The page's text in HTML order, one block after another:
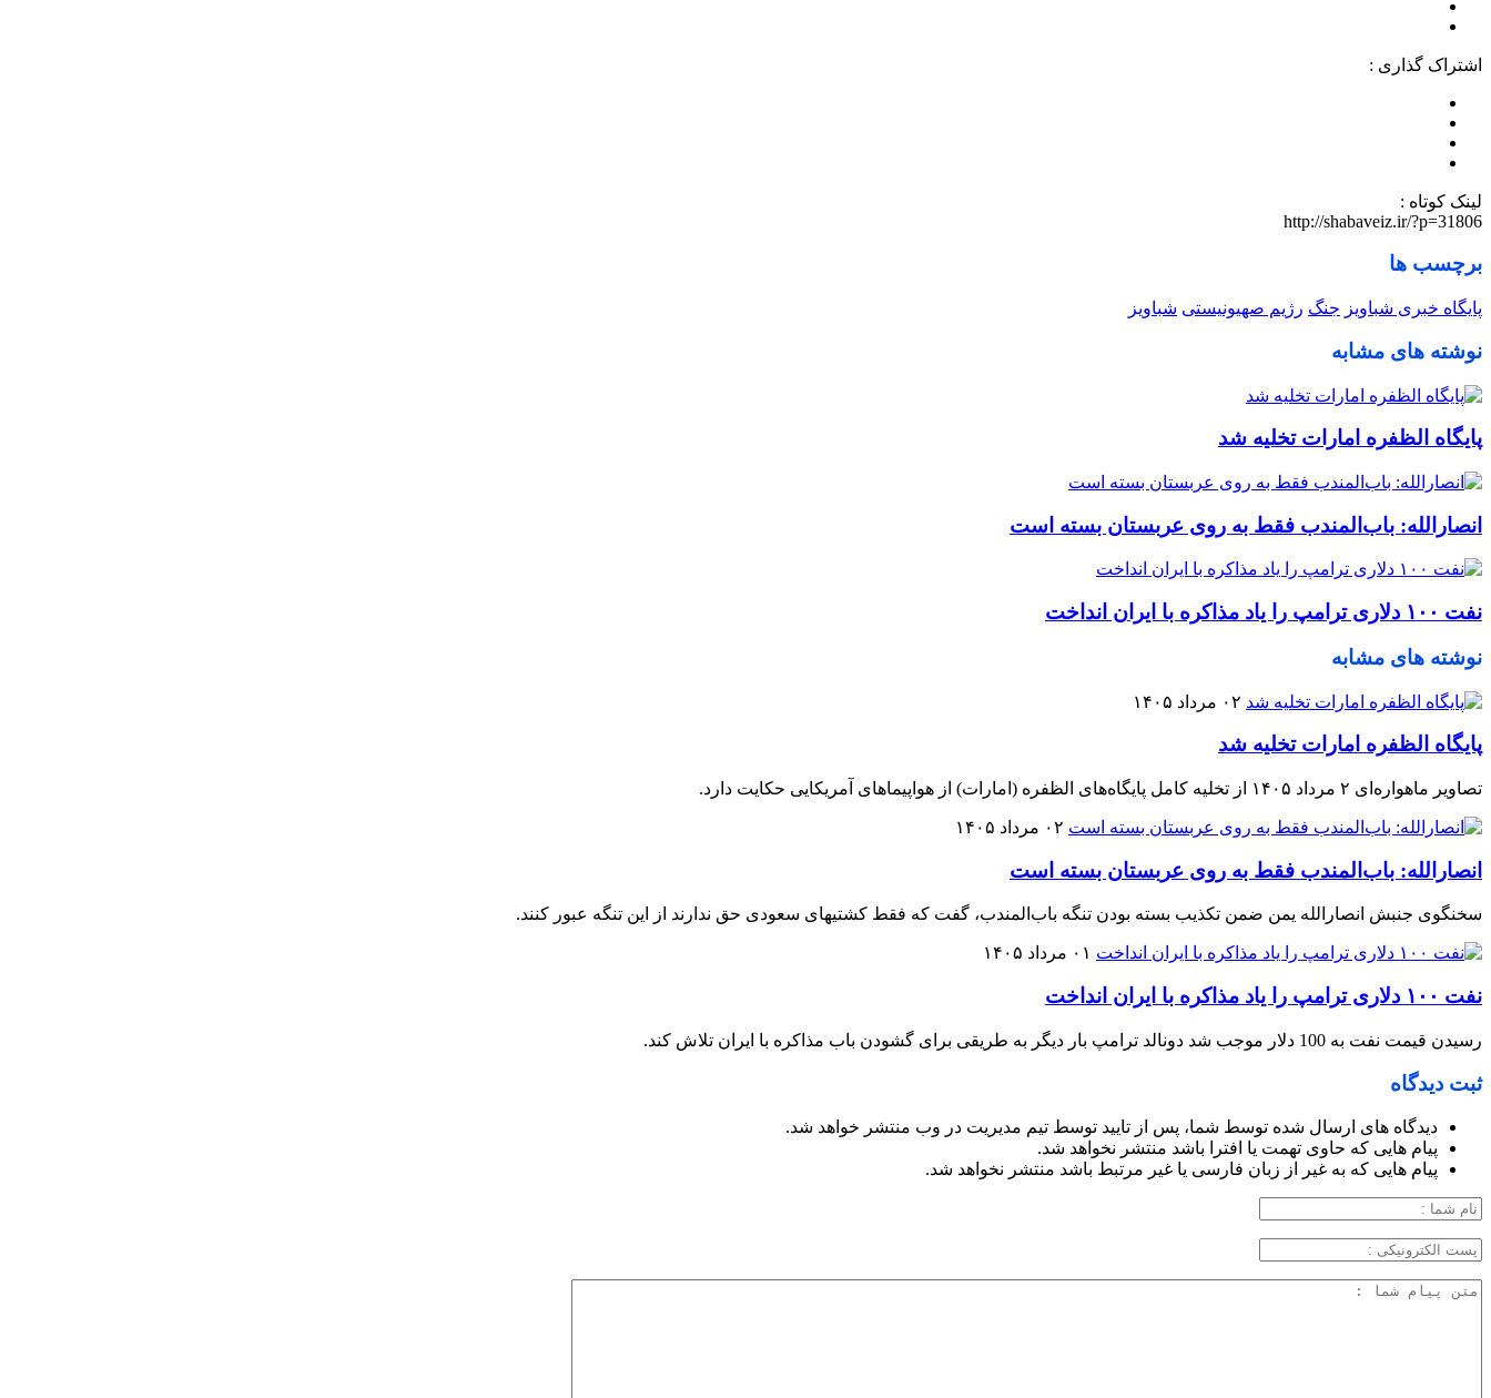
اشتراک گذاری :
لینک کوتاه :
http://shabaveiz.ir/?p=31806
برچسب ها
پایگاه خبری شباویز جنگ رژیم صهیونیستی شباویز
نوشته های مشابه
پایگاه الظفره امارات تخلیه شد
انصارالله: باب‌المندب فقط به روی عربستان بسته است
نفت ۱۰۰ دلاری ترامپ را یاد مذاکره با ایران انداخت
نوشته های مشابه
۰۲ مرداد ۱۴۰۵
پایگاه الظفره امارات تخلیه شد
تصاویر ماهواره‌ای ۲ مرداد ۱۴۰۵ از تخلیه کامل پایگاه‌های الظفره (امارات) از هواپیماهای آمریکایی حکایت دارد.
۰۲ مرداد ۱۴۰۵
انصارالله: باب‌المندب فقط به روی عربستان بسته است
سخنگوی جنبش انصارالله یمن ضمن تکذیب بسته بودن تنگه باب‌المندب، گفت که فقط کشتیهای سعودی حق ندارند از این تنگه عبور کنند.
۰۱ مرداد ۱۴۰۵
نفت ۱۰۰ دلاری ترامپ را یاد مذاکره با ایران انداخت
رسیدن قیمت نفت به 100 دلار موجب شد دونالد ترامپ بار دیگر به طریقی برای گشودن باب مذاکره با ایران تلاش کند.
ثبت دیدگاه
دیدگاه های ارسال شده توسط شما، پس از تایید توسط تیم مدیریت در وب منتشر خواهد شد.
پیام هایی که حاوی تهمت یا افترا باشد منتشر نخواهد شد.
پیام هایی که به غیر از زبان فارسی یا غیر مرتبط باشد منتشر نخواهد شد.